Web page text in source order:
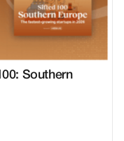
Southern